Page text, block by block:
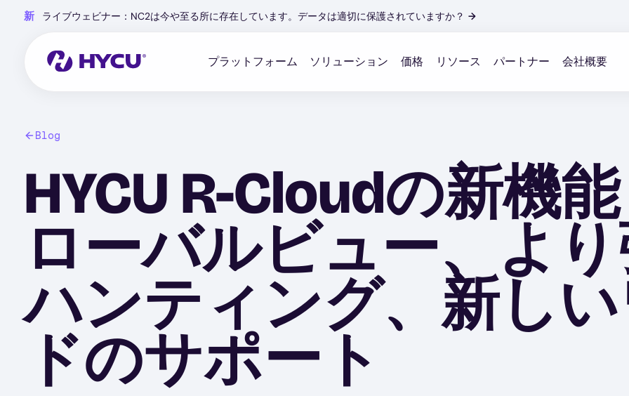
新 ライブウェビナー：NC2は今や至る所に存在しています。データは適切に保護されていますか？ →
プラットフォーム ソリューション 価格 リソース パートナー 会社概要
Blog
HYCU R-Cloudの新機
ローバルビュー、よ
ハンティング、新し
ドのサポート